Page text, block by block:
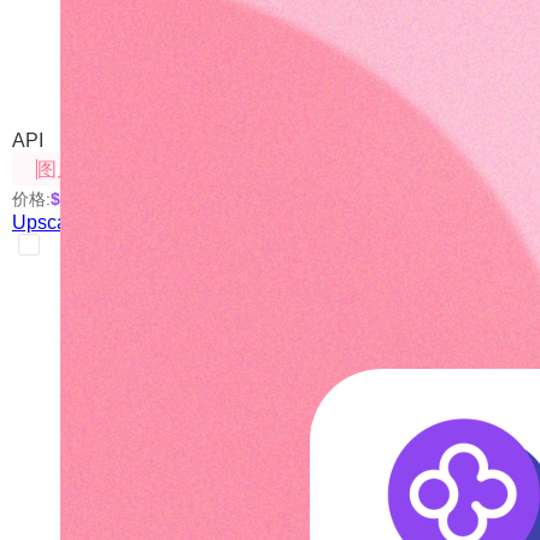
Upscale-Fast（快速图片放
我们自己部署的开源方案
API
图片处理
价格:$0.005
Upscale-Fast（快速图片放大）